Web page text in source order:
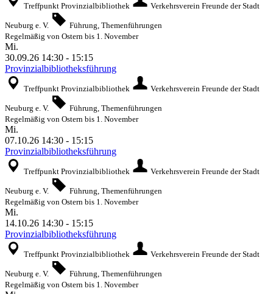
Treffpunkt Provinzialbibliothek Verkehrsverein Freunde der Stadt
Neuburg e. V.
Führung, Themenführungen
Regelmäßig von Ostern bis 1. November
Mi.
30.09.26 14:30 - 15:15
Provinzialbibliotheksführung
Treffpunkt Provinzialbibliothek Verkehrsverein Freunde der Stadt
Neuburg e. V.
Führung, Themenführungen
Regelmäßig von Ostern bis 1. November
Mi.
07.10.26 14:30 - 15:15
Provinzialbibliotheksführung
Treffpunkt Provinzialbibliothek Verkehrsverein Freunde der Stadt
Neuburg e. V.
Führung, Themenführungen
Regelmäßig von Ostern bis 1. November
Mi.
14.10.26 14:30 - 15:15
Provinzialbibliotheksführung
Treffpunkt Provinzialbibliothek Verkehrsverein Freunde der Stadt
Neuburg e. V.
Führung, Themenführungen
Regelmäßig von Ostern bis 1. November